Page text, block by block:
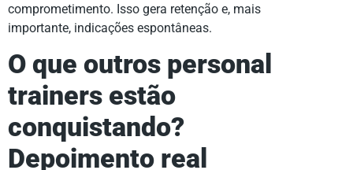
comprometimento. Isso gera retenção e, mais
importante, indicações espontâneas.
O que outros personal
trainers estão
conquistando?
Depoimento real